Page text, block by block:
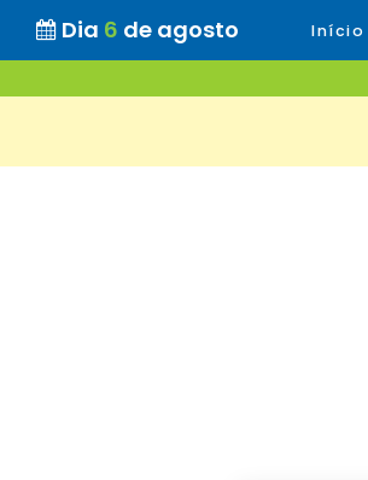
Dia 6 de agosto Início